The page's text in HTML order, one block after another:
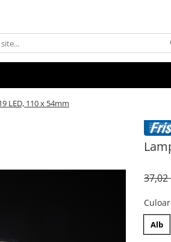
LED, 110 x 54mm
37,02
Alb